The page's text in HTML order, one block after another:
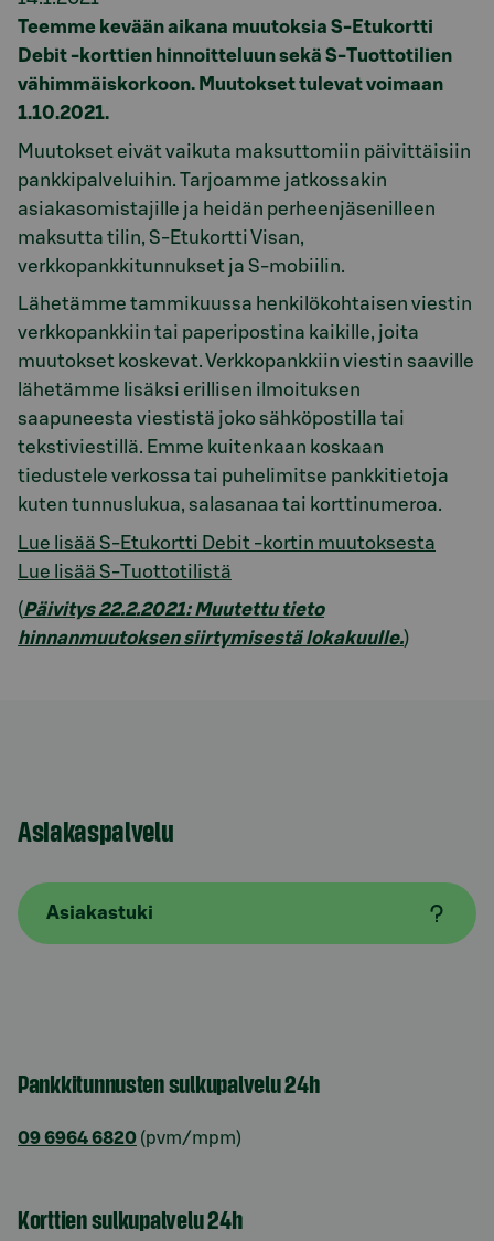
Teemme kevään aikana muutoksia S-Etukortti
Debit -korttien hinnoitteluun sekä S-Tuottotilien
vähimmäiskorkoon. Muutokset tulevat voimaan
1.10.2021.
Muutokset eivät vaikuta maksuttomiin päivittäisiin
pankkipalveluihin. Tarjoamme jatkossakin
asiakasomistajille ja heidän perheenjäsenilleen
maksutta tilin, S-Etukortti Visan,
verkkopankkitunnukset ja S-mobiilin.
Lähetämme tammikuussa henkilökohtaisen viestin
verkkopankkiin tai paperipostina kaikille, joita
muutokset koskevat. Verkkopankkiin viestin saaville
lähetämme lisäksi erillisen ilmoituksen
saapuneesta viestistä joko sähköpostilla tai
tekstiviestillä. Emme kuitenkaan koskaan
tiedustele verkossa tai puhelimitse pankkitietoja
kuten tunnuslukua, salasanaa tai korttinumeroa.
Lue lisää S-Etukortti Debit -kortin muutoksesta
Lue lisää S-Tuottotilistä
(Päivitys 22.2.2021: Muutettu tieto
hinnanmuutoksen siirtymisestä lokakuulle.)
Asiakaspalvelu
Asiakastuki
Pankkitunnusten sulkupalvelu 24h
09 6964 6820 (pvm/mpm)
Korttien sulkupalvelu 24h